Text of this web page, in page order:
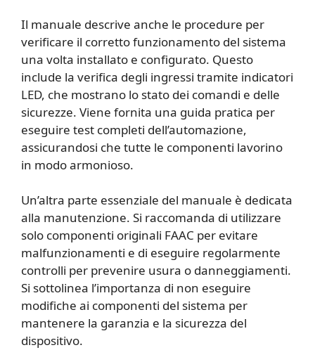
Il manuale descrive anche le procedure per
verificare il corretto funzionamento del sistema
una volta installato e configurato. Questo
include la verifica degli ingressi tramite indicatori
LED, che mostrano lo stato dei comandi e delle
sicurezze. Viene fornita una guida pratica per
eseguire test completi dell’automazione,
assicurandosi che tutte le componenti lavorino
in modo armonioso.
Un’altra parte essenziale del manuale è dedicata
alla manutenzione. Si raccomanda di utilizzare
solo componenti originali FAAC per evitare
malfunzionamenti e di eseguire regolarmente
controlli per prevenire usura o danneggiamenti.
Si sottolinea l’importanza di non eseguire
modifiche ai componenti del sistema per
mantenere la garanzia e la sicurezza del
dispositivo.